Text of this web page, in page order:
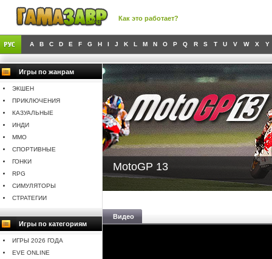
Как это работает?
A B C D E F G H I J K L M N O P Q R S T U V W X Y
Игры по жанрам
ЭКШЕН
ПРИКЛЮЧЕНИЯ
КАЗУАЛЬНЫЕ
ИНДИ
MMO
СПОРТИВНЫЕ
ГОНКИ
RPG
СИМУЛЯТОРЫ
СТРАТЕГИИ
Игры по категориям
ИГРЫ 2026 ГОДА
EVE ONLINE
MotoGP 13
Видео